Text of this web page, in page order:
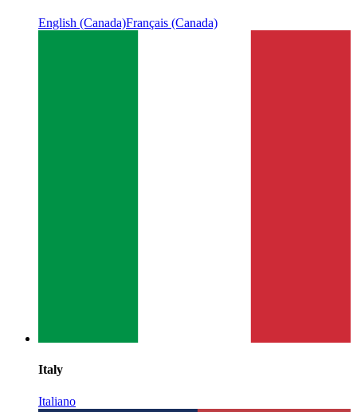
English (Canada)Français (Canada)
Italy
Italiano